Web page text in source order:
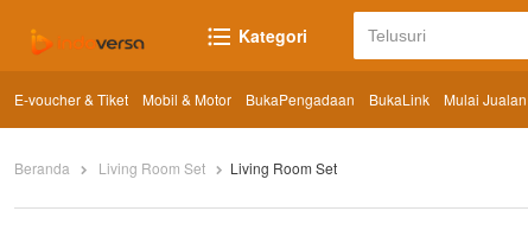
Kategori
E-voucher & Tiket Mobil & Motor BukaPengadaan BukaLink Mulai Jualan
Beranda Living Room Set Living Room Set